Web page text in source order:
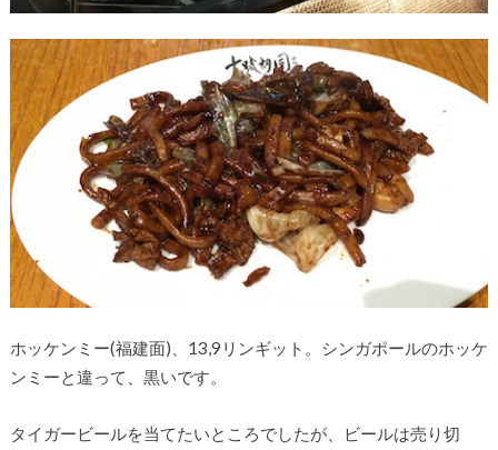
ホッケンミー(福建面)、13,9リンギット。シンガポールのホッケ
ンミーと違って、黒いです。
タイガービールを当てたいところでしたが、ビールは売り切